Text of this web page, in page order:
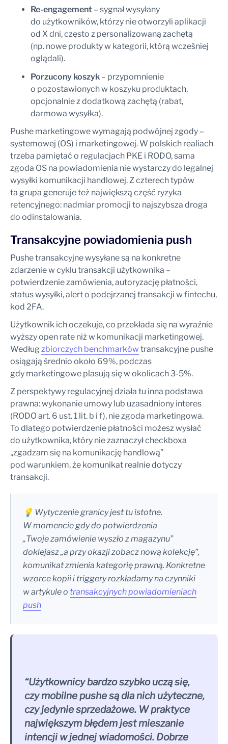
Re-engagement – sygnał wysyłany
do użytkowników, którzy nie otworzyli aplikacji
od X dni, często z personalizowaną zachętą
(np. nowe produkty w kategorii, którą wcześniej
oglądali).
Porzucony koszyk – przypomnienie
o pozostawionych w koszyku produktach,
opcjonalnie z dodatkową zachętą (rabat,
darmowa wysyłka).
Pushe marketingowe wymagają podwójnej zgody –
systemowej (OS) i marketingowej. W polskich realiach
trzeba pamiętać o regulacjach PKE i RODO, sama
zgoda OS na powiadomienia nie wystarczy do legalnej
wysyłki komunikacji handlowej. Z czterech typów
ta grupa generuje też największą część ryzyka
retencyjnego: nadmiar promocji to najszybsza droga
do odinstalowania.
Transakcyjne powiadomienia push
Pushe transakcyjne wysyłane są na konkretne
zdarzenie w cyklu transakcji użytkownika –
potwierdzenie zamówienia, autoryzację płatności,
status wysyłki, alert o podejrzanej transakcji w fintechu,
kod 2FA.
Użytkownik ich oczekuje, co przekłada się na wyraźnie
wyższy open rate niż w komunikacji marketingowej.
Według zbiorczych benchmarków transakcyjne pushe
osiągają średnio około 69%, podczas
gdy marketingowe plasują się w okolicach 3-5%.
Z perspektywy regulacyjnej działa tu inna podstawa
prawna: wykonanie umowy lub uzasadniony interes
(RODO art. 6 ust. 1 lit. b i f), nie zgoda marketingowa.
To dlatego potwierdzenie płatności możesz wysłać
do użytkownika, który nie zaznaczył checkboxa
„zgadzam się na komunikację handlową”
pod warunkiem, że komunikat realnie dotyczy
transakcji.
💡 Wytyczenie granicy jest tu istotne.
W momencie gdy do potwierdzenia
„Twoje zamówienie wyszło z magazynu”
doklejasz „a przy okazji zobacz nową kolekcję”,
komunikat zmienia kategorię prawną. Konkretne
wzorce kopii i triggery rozkładamy na czynniki
w artykule o transakcyjnych powiadomieniach
push
“Użytkownicy bardzo szybko uczą się,
czy mobilne pushe są dla nich użyteczne,
czy jedynie sprzedażowe. W praktyce
największym błędem jest mieszanie
intencji w jednej wiadomości. Dobrze